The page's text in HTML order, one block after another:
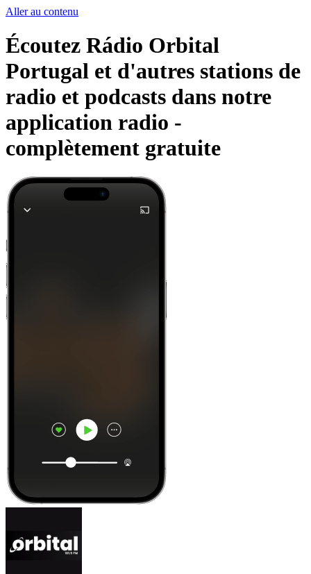
Aller au contenu
Écoutez Rádio Orbital
Portugal et d'autres stations de
radio et podcasts dans notre
application radio -
complètement gratuite